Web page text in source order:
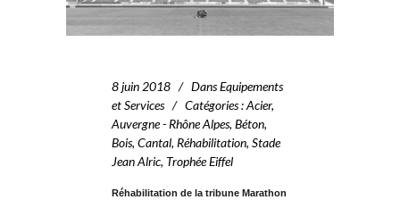
8 juin 2018 DansEquipements
et Services
Catégories:Acier,
Auvergne - Rhône Alpes, Béton,
Bois, Cantal, Réhabilitation, Stade
Jean Alric, Trophée Eiffel
Réhabilitation de la tribune Marathon